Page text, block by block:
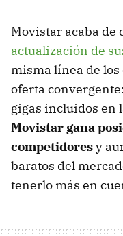
Movistar acaba de
actualización de
misma línea de
oferta
gigas incluidos en
Movistar gana
competidoresy
baratos del
tenerlo más en